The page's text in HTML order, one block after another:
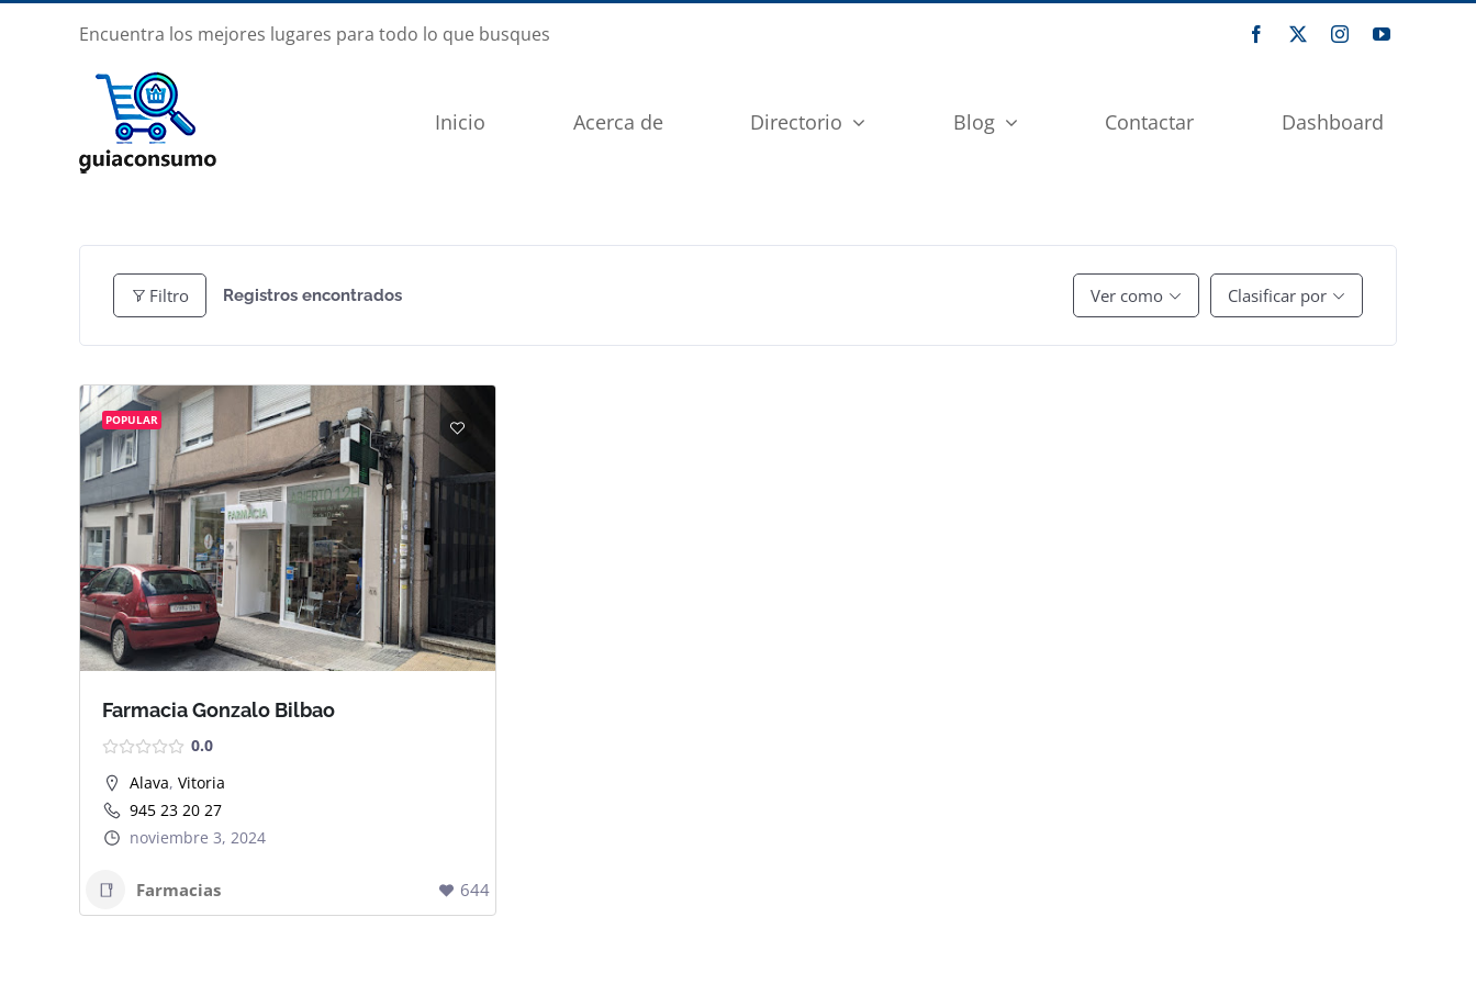
Encuentra los mejores lugares para todo lo que busques
Inicio Acerca de Directorio Blog Contactar Dashboard
Filtro Registros encontrados Ver como Clasificar por
POPULAR
Farmacia Gonzalo Bilbao
0.0
Alava, Vitoria
945 23 20 27
noviembre 3, 2024
Farmacias 644